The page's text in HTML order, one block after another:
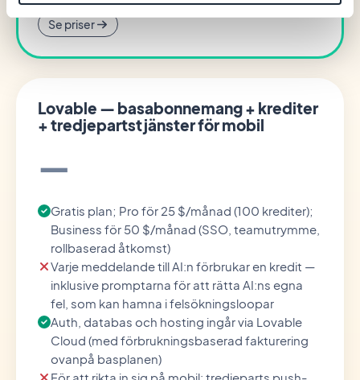
Se priser
Lovable — basabonnemang + krediter
+ tredjepartstjänster för mobil
—
Gratis plan; Pro för 25 $/månad (100 krediter);
Business för 50 $/månad (SSO, teamutrymme,
rollbaserad åtkomst)
Varje meddelande till AI:n förbrukar en kredit —
inklusive promptarna för att rätta AI:ns egna
fel, som kan hamna i felsökningsloopar
Auth, databas och hosting ingår via Lovable
Cloud (med förbrukningsbaserad fakturering
ovanpå basplanen)